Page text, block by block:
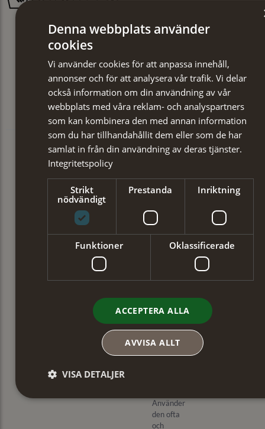
Denna webbplats använder
cookies
Vi använder cookies för att anpassa innehåll,
annonser och för att analysera vår trafik. Vi delar
också information om din användning av vår
webbplats med våra reklam- och analyspartners
som kan kombinera den med annan information
som du har tillhandahållit dem eller som de har
samlat in från din användning av deras tjänster.
Integritetspolicy
Strikt
nödvändigt
Prestanda Inriktning
Funktioner Oklassificerade
ACCEPTERA ALLA
AVVISA ALLT
VISA DETALJER